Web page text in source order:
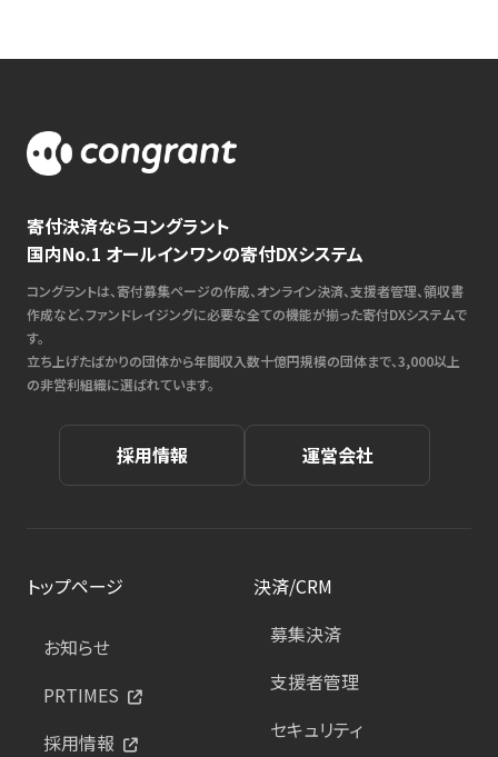
寄付決済ならコングラント
国内No.1 オールインワンの寄付DXシステム
コングラントは、寄付募集ページの作成、オンライン決済、支援者管理、領収書
作成など、ファンドレイジングに必要な全ての機能が揃った寄付DXシステムで
す。
立ち上げたばかりの団体から年間収入数十億円規模の団体まで、3,000以上
の非営利組織に選ばれています。
採用情報 運営会社
トップページ
お知らせ
PRTIMES
採用情報
決済/CRM
募集決済
支援者管理
セキュリティ